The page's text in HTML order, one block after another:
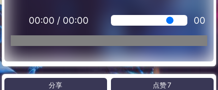
00:00 / 00:00 00
分享 点赞7